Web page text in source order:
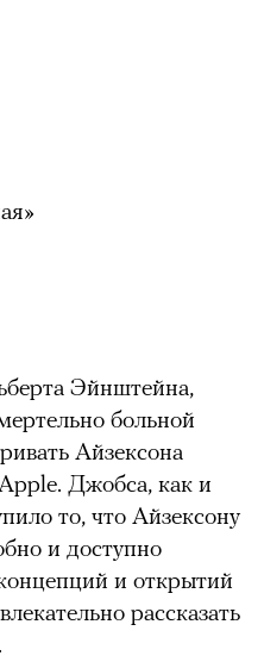
Эйнштейна,
больной
Айзексона
Джобса, как и
то, что Айзексону
и доступно
и открытий
рассказать